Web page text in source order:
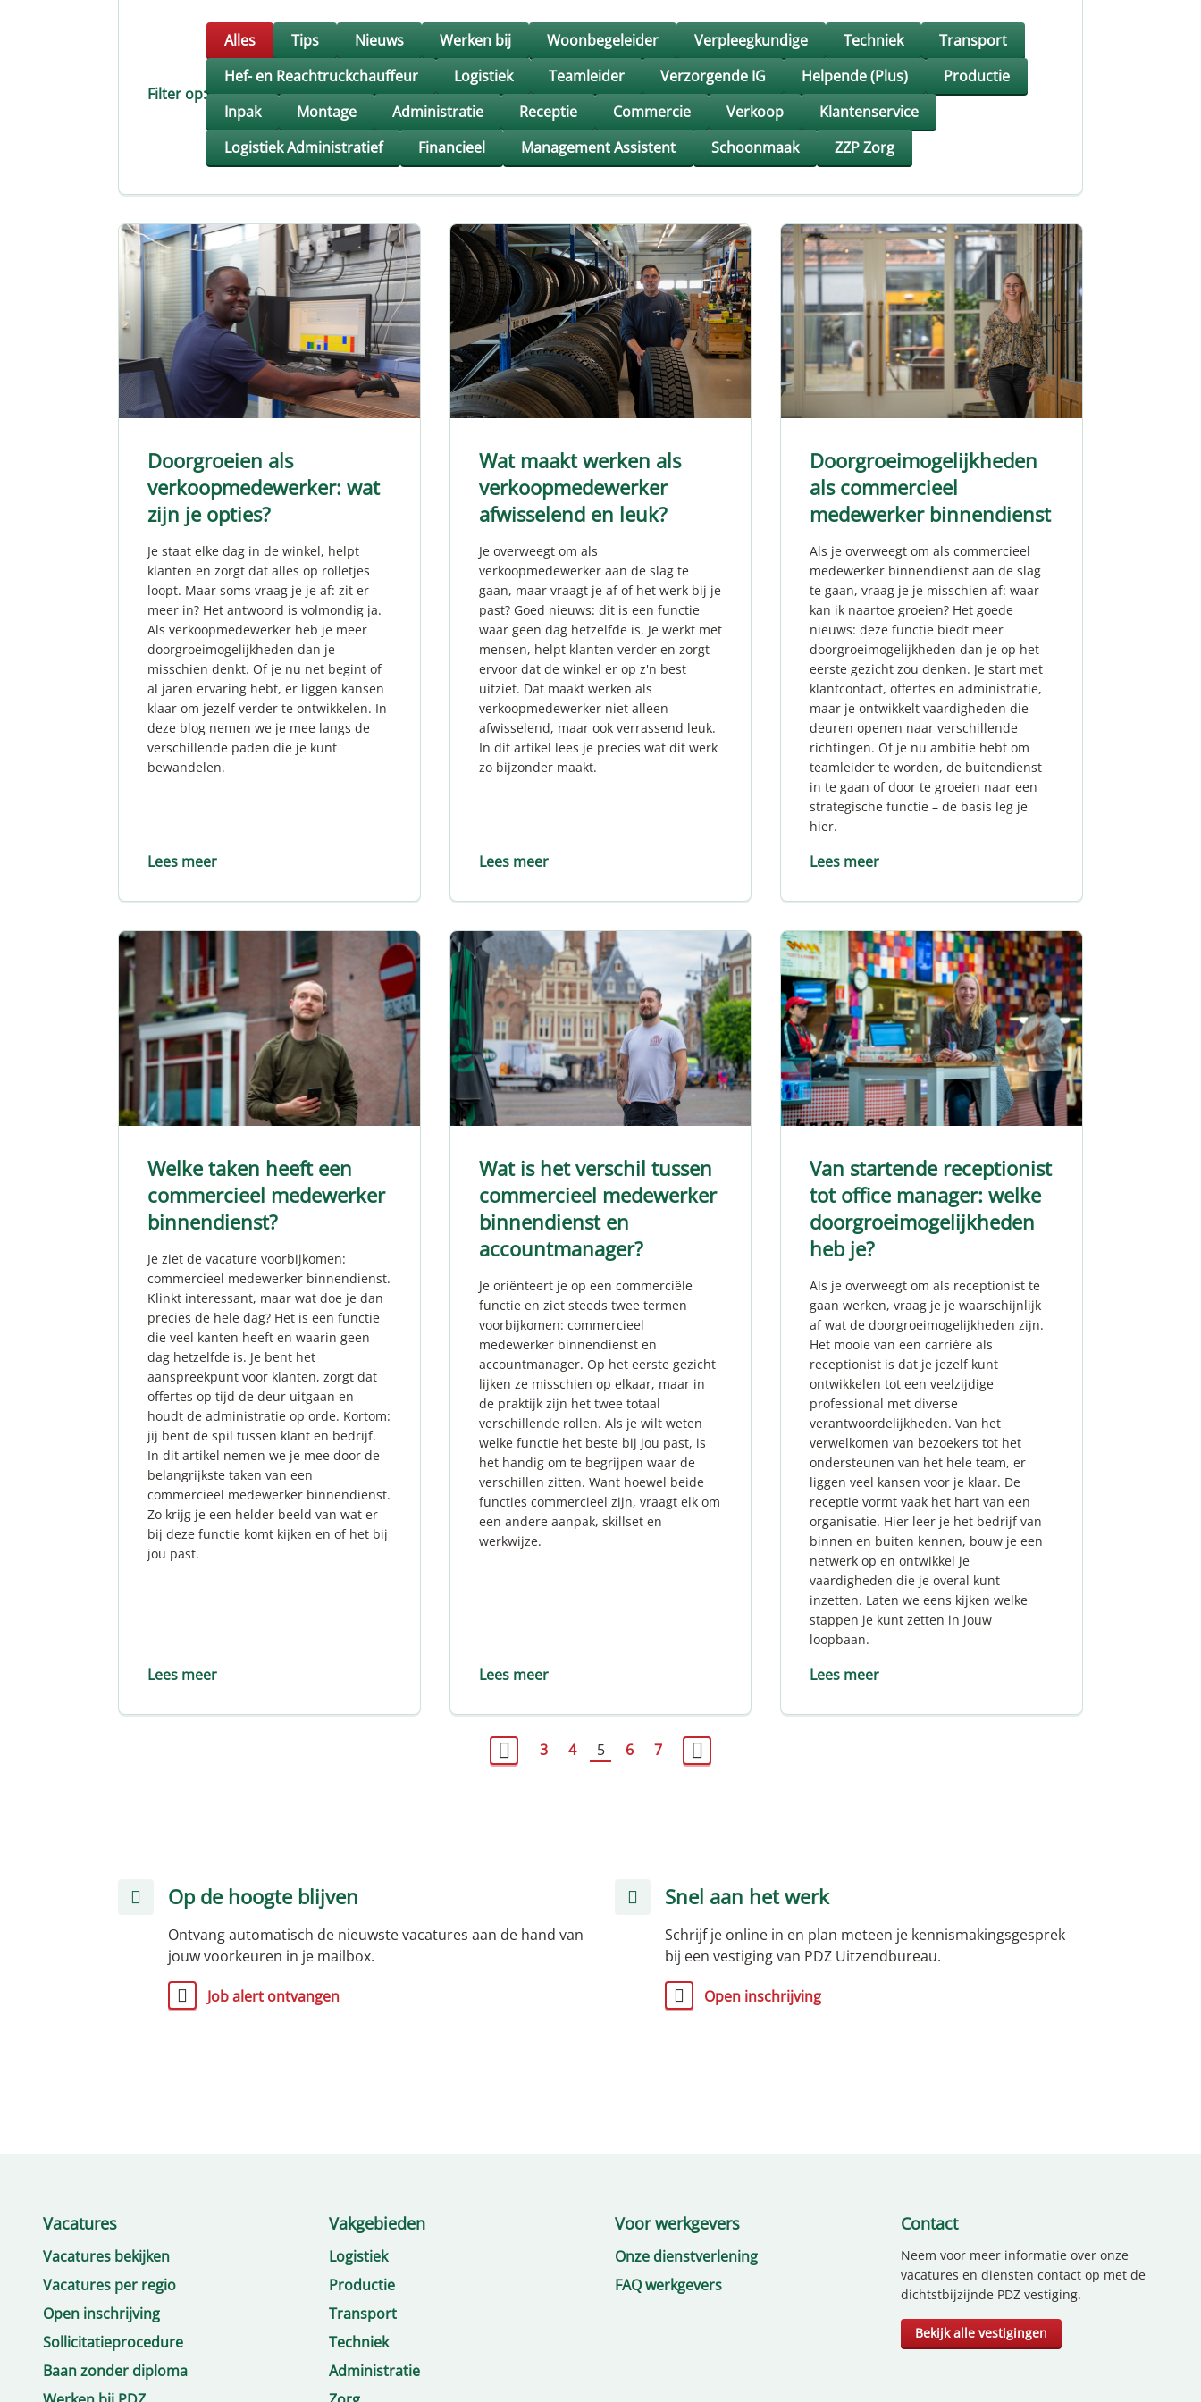
Filter op:
Alles Tips Nieuws Werken bij Woonbegeleider Verpleegkundige Techniek
Transport
Hef- en Reachtruckchauffeur
Logistiek Teamleider Verzorgende IG Helpende (Plus)
Productie
Inpak
Montage Administratie Receptie Commercie Verkoop
Klantenservice
Logistiek Administratief
Financieel Management Assistent Schoonmaak ZZP Zorg
Doorgroeien als
verkoopmedewerker: wat
zijn je opties?
Je staat elke dag in de winkel, helpt
klanten en zorgt dat alles op rolletjes
loopt. Maar soms vraag je je af: zit er
meer in? Het antwoord is volmondig ja.
Als verkoopmedewerker heb je meer
doorgroeimogelijkheden dan je
misschien denkt. Of je nu net begint of
al jaren ervaring hebt, er liggen kansen
klaar om jezelf verder te ontwikkelen. In
deze blog nemen we je mee langs de
verschillende paden die je kunt
bewandelen.
Lees meer
Wat maakt werken als
verkoopmedewerker
afwisselend en leuk?
Je overweegt om als
verkoopmedewerker aan de slag te
gaan, maar vraagt je af of het werk bij je
past? Goed nieuws: dit is een functie
waar geen dag hetzelfde is. Je werkt met
mensen, helpt klanten verder en zorgt
ervoor dat de winkel er op z'n best
uitziet. Dat maakt werken als
verkoopmedewerker niet alleen
afwisselend, maar ook verrassend leuk.
In dit artikel lees je precies wat dit werk
zo bijzonder maakt.
Lees meer
Doorgroeimogelijkheden
als commercieel
medewerker binnendienst
Als je overweegt om als commercieel
medewerker binnendienst aan de slag
te gaan, vraag je je misschien af: waar
kan ik naartoe groeien? Het goede
nieuws: deze functie biedt meer
doorgroeimogelijkheden dan je op het
eerste gezicht zou denken. Je start met
klantcontact, offertes en administratie,
maar je ontwikkelt vaardigheden die
deuren openen naar verschillende
richtingen. Of je nu ambitie hebt om
teamleider te worden, de buitendienst
in te gaan of door te groeien naar een
strategische functie – de basis leg je
hier.
Lees meer
Welke taken heeft een
commercieel medewerker
binnendienst?
Je ziet de vacature voorbijkomen:
commercieel medewerker binnendienst.
Klinkt interessant, maar wat doe je dan
precies de hele dag? Het is een functie
die veel kanten heeft en waarin geen
dag hetzelfde is. Je bent het
aanspreekpunt voor klanten, zorgt dat
offertes op tijd de deur uitgaan en
houdt de administratie op orde. Kortom:
jij bent de spil tussen klant en bedrijf.
In dit artikel nemen we je mee door de
belangrijkste taken van een
commercieel medewerker binnendienst.
Zo krijg je een helder beeld van wat er
bij deze functie komt kijken en of het bij
jou past.
Lees meer
Wat is het verschil tussen
commercieel medewerker
binnendienst en
accountmanager?
Je oriënteert je op een commerciële
functie en ziet steeds twee termen
voorbijkomen: commercieel
medewerker binnendienst en
accountmanager. Op het eerste gezicht
lijken ze misschien op elkaar, maar in
de praktijk zijn het twee totaal
verschillende rollen. Als je wilt weten
welke functie het beste bij jou past, is
het handig om te begrijpen waar de
verschillen zitten. Want hoewel beide
functies commercieel zijn, vraagt elk om
een andere aanpak, skillset en
werkwijze.
Lees meer
Van startende receptionist
tot office manager: welke
doorgroeimogelijkheden
heb je?
Als je overweegt om als receptionist te
gaan werken, vraag je je waarschijnlijk
af wat de doorgroeimogelijkheden zijn.
Het mooie van een carrière als
receptionist is dat je jezelf kunt
ontwikkelen tot een veelzijdige
professional met diverse
verantwoordelijkheden. Van het
verwelkomen van bezoekers tot het
ondersteunen van het hele team, er
liggen veel kansen voor je klaar. De
receptie vormt vaak het hart van een
organisatie. Hier leer je het bedrijf van
binnen en buiten kennen, bouw je een
netwerk op en ontwikkel je
vaardigheden die je overal kunt
inzetten. Laten we eens kijken welke
stappen je kunt zetten in jouw
loopbaan.
Lees meer
3 4 5 6 7
Op de hoogte blijven
Ontvang automatisch de nieuwste vacatures aan de hand van
jouw voorkeuren in je mailbox.
Job alert ontvangen
Snel aan het werk
Schrijf je online in en plan meteen je kennismakingsgesprek
bij een vestiging van PDZ Uitzendbureau.
Open inschrijving
Vacatures
Vacatures bekijken
Vacatures per regio
Open inschrijving
Sollicitatieprocedure
Baan zonder diploma
Vakgebieden
Logistiek
Productie
Transport
Techniek
Administratie
Voor werkgevers
Onze dienstverlening
FAQ werkgevers
Contact
Neem voor meer informatie over onze
vacatures en diensten contact op met de
dichtstbijzijnde PDZ vestiging.
Bekijk alle vestigingen